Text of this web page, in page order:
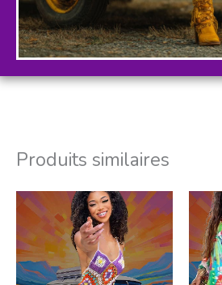
Produits similaires